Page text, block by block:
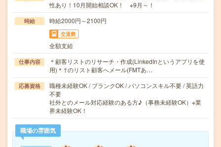
性あり！10月開始相談OK！ ※9月～！
時給 時給2000円～2100円
交通費
全額支給
仕事内容
＊顧客リストのリサーチ・作成(LinkedInというアプリを使
用)＊↑のリスト顧客へメール(FMTあ…
応募資格
職種未経験OK / ブランクOK / パソコンスキル不要 / 英語力
不要
社外とのメール対応経験のある方♪（事務未経験OK）※業
界未経験OK！
職場の雰囲気